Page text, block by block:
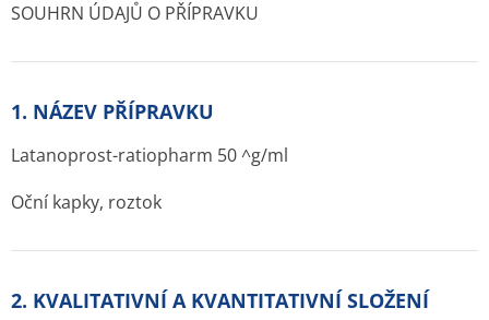
SOUHRN ÚDAJŮ O PŘÍPRAVKU
1. NÁZEV PŘÍPRAVKU
Latanoprost-ratiopharm 50 ^g/ml
Oční kapky, roztok
2. KVALITATIVNÍ A KVANTITATIVNÍ SLOŽENÍ